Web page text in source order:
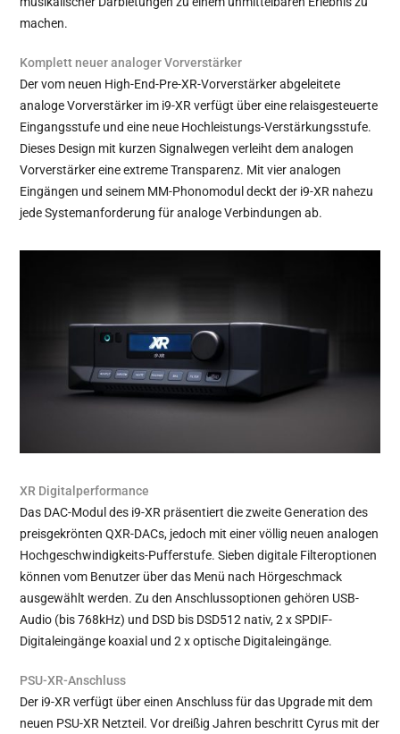
machen.
Komplett neuer analoger Vorverstärker
Der vom neuen High-End-Pre-XR-Vorverstärker abgeleitete
analoge Vorverstärker im i9-XR verfügt über eine relaisgesteuerte
Eingangsstufe und eine neue Hochleistungs-Verstärkungsstufe.
Dieses Design mit kurzen Signalwegen verleiht dem analogen
Vorverstärker eine extreme Transparenz. Mit vier analogen
Eingängen und seinem MM-Phonomodul deckt der i9-XR nahezu
jede Systemanforderung für analoge Verbindungen ab.
XR Digitalperformance
Das DAC-Modul des i9-XR präsentiert die zweite Generation des
preisgekrönten QXR-DACs, jedoch mit einer völlig neuen analogen
Hochgeschwindigkeits-Pufferstufe. Sieben digitale Filteroptionen
können vom Benutzer über das Menü nach Hörgeschmack
ausgewählt werden. Zu den Anschlussoptionen gehören USB-
Audio (bis 768kHz) und DSD bis DSD512 nativ, 2 x SPDIF-
Digitaleingänge koaxial und 2 x optische Digitaleingänge.
PSU-XR-Anschluss
Der i9-XR verfügt über einen Anschluss für das Upgrade mit dem
neuen PSU-XR Netzteil. Vor dreißig Jahren beschritt Cyrus mit der